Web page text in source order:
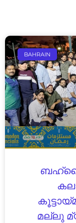
BAHRAIN
മല്ലു